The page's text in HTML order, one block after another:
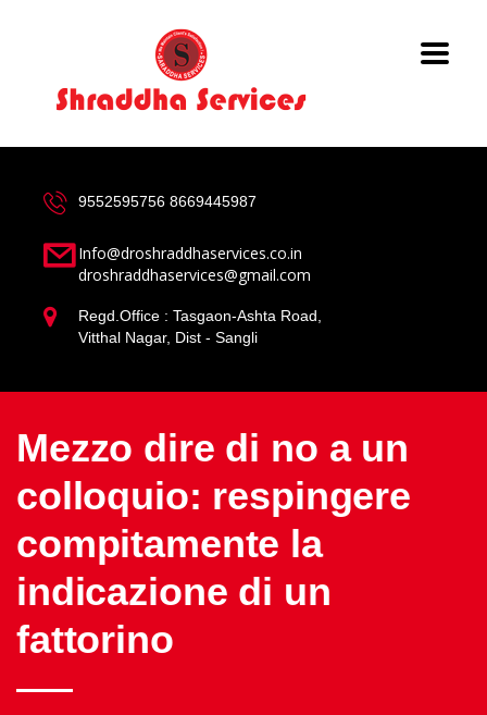
9552595756 8669445987
Info@droshraddhaservices.co.in
droshraddhaservices@gmail.com
Regd.Office : Tasgaon-Ashta Road,
Vitthal Nagar, Dist - Sangli
Mezzo dire di no a un
colloquio: respingere
compitamente la
indicazione di un
fattorino